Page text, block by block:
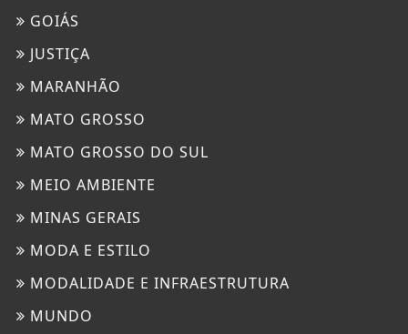
GOIÁS
JUSTIÇA
MARANHÃO
MATO GROSSO
MATO GROSSO DO SUL
MEIO AMBIENTE
MINAS GERAIS
MODA E ESTILO
MODALIDADE E INFRAESTRUTURA
MUNDO